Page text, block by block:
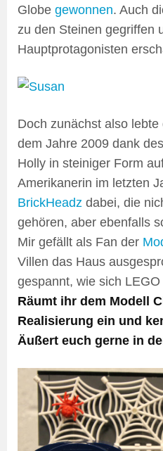
Globe gewonnen. Auch
zu den Steinen gegriffen
Hauptprotagonisten
Doch zunächst also lebte
dem Jahre 2009 dank
Holly in steiniger Form
Amerikanerin im letzten
BrickHeadz dabei, die
gehören, aber ebenfalls
Mir gefällt als Fan der
Villen das Haus
gespannt, wie sich
Räumt ihr dem Modell
Realisierung ein und
Äußert euch gerne in